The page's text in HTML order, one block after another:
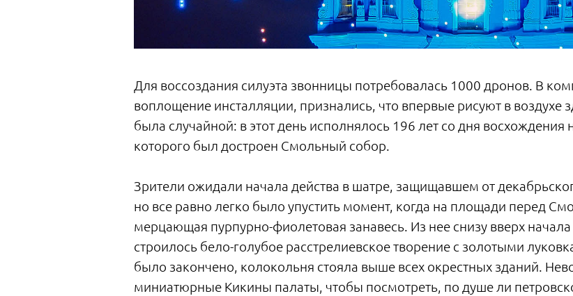
Для воссоздания силуэта звонницы потребовалась 1000 дронов. В
воплощение инсталляции, признались, что впервые рисуют в воздухе
была случайной: в этот день исполнялось 196 лет со дня
которого был достроен Смольный собор.
Зрители ожидали начала действа в шатре, защищавшем от
но все равно легко было упустить момент, когда на площади перед
мерцающая пурпурно-фиолетовая занавесь. Из нее снизу вверх
строилось бело-голубое расстрелиевское творение с золотыми
было закончено, колокольня стояла выше всех окрестных зданий.
миниатюрные Кикины палаты, чтобы посмотреть, по душе ли